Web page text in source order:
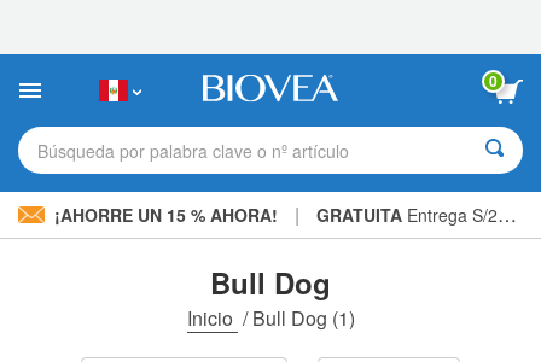
sitio
incluye
sistema
de
0
Búsqueda por palabra clave o nº artículo
¡AHORRE UN 15 % AHORA! | GRATUITA Entrega S/234.00 »
Bull Dog
Inicio /Bull Dog (1)